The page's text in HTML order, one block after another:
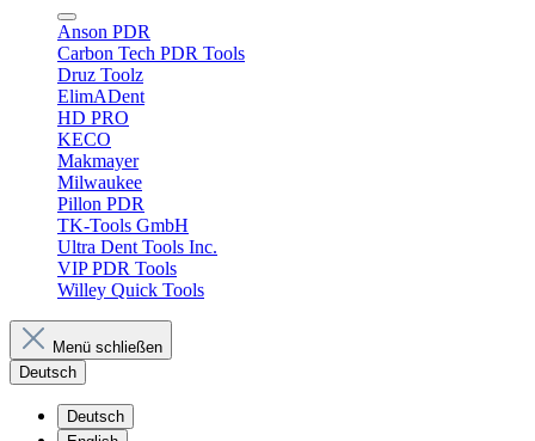
Anson PDR
Carbon Tech PDR Tools
Druz Toolz
ElimADent
HD PRO
KECO
Makmayer
Milwaukee
Pillon PDR
TK-Tools GmbH
Ultra Dent Tools Inc.
VIP PDR Tools
Willey Quick Tools
Menü schließen
Deutsch
Deutsch